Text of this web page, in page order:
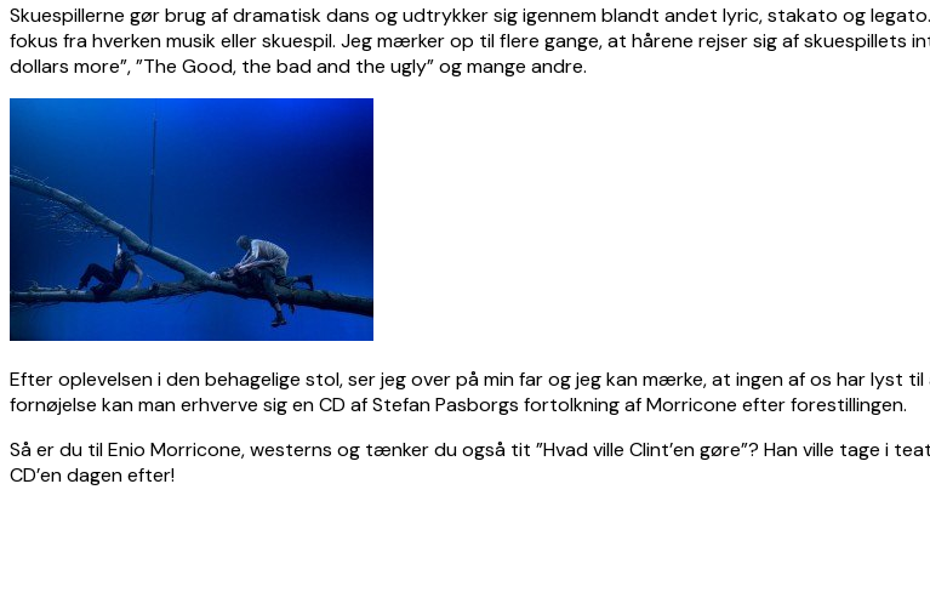
Skuespillerne gør brug af dramatisk dans og udtrykker sig igennem blandt andet lyric, stakato og
fokus fra hverken musik eller skuespil. Jeg mærker op til flere gange, at hårene rejser sig af skuespillets
dollars more”, ”The Good, the bad and the ugly” og mange andre.
Efter oplevelsen i den behagelige stol, ser jeg over på min far og jeg kan mærke, at ingen af os har lyst
fornøjelse kan man erhverve sig en CD af Stefan Pasborgs fortolkning af Morricone efter forestillingen.
Så er du til Enio Morricone, westerns og tænker du også tit ”Hvad ville Clint’en gøre”? Han ville tage i
CD’en dagen efter!